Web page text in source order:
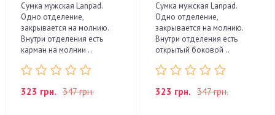
Сумка мужская Lanpad.
Одно отделение,
закрывается на молнию.
Внутри отделения есть
карман на молнии ..
323 грн. 347 грн.
Сумка мужская Lanpad.
Одно отделение,
закрывается на молнию.
Внутри отделения есть
открытый боковой ..
323 грн. 347 грн.